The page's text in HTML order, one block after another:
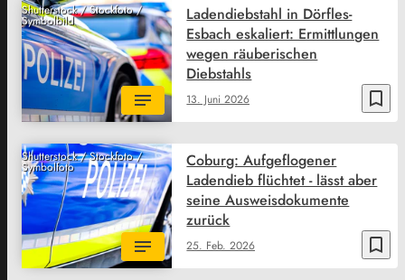
Shutterstock / Stockfoto /
Symbolbild
bookmark_border
13. Juni 2026
Ladendiebstahl in Dörfles-
Esbach eskaliert: Ermittlungen
wegen räuberischen
Diebstahls
Shutterstock / Stockfoto /
Symbolfoto
bookmark_border
25. Feb. 2026
Coburg: Aufgeflogener
Ladendieb flüchtet - lässt aber
seine Ausweisdokumente
zurück